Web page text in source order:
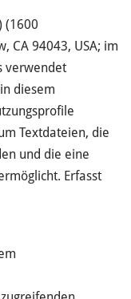
(1600
CA 94043, USA; im
verwendet
diesem
Textdateien, die
und die eine
Erfasst